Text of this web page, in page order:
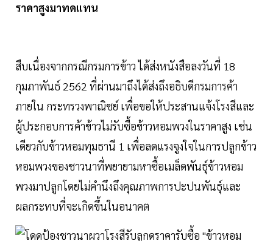
ราคาสูงมาทดแทน
สืบเนื่องจากกรณีกรมการข้าว ได้ส่งหนังสือลงวันที่ 18
กุมภาพันธ์ 2562 ที่ผ่านมาถึงได้ส่งถึงอธิบดีกรมการค้า
ภายใน กระทรวงพาณิชย์ เพื่อขอให้ประสานแจ้งโรงสีและ
ผู้ประกอบการค้าข้าวไม่รับซื้อข้าวหอมพวงในราคาสูง เช่น
เดียวกับข้าวหอมทุมธานี 1 เพื่อลดแรงจูงใจในการปลูกข้าว
หอมพวงของชาวนาที่พยายามหาซื้อเมล็ดพันธุ์ข้าวหอม
พวงมาปลูกโดยไม่คำนึงถึงคุณภาพการปะปนพันธุ์และ
ผลกระทบที่จะเกิดขึ้นในอนาคต